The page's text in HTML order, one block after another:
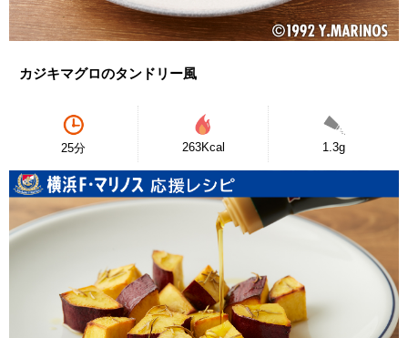
カジキマグロのタンドリー風
25分 263Kcal 1.3g